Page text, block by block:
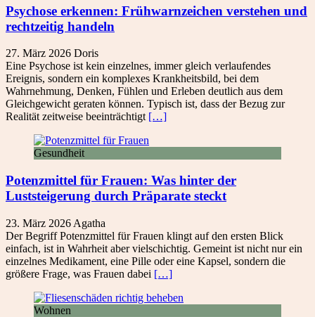
Psychose erkennen: Frühwarnzeichen verstehen und
rechtzeitig handeln
27. März 2026 Doris
Eine Psychose ist kein einzelnes, immer gleich verlaufendes
Ereignis, sondern ein komplexes Krankheitsbild, bei dem
Wahrnehmung, Denken, Fühlen und Erleben deutlich aus dem
Gleichgewicht geraten können. Typisch ist, dass der Bezug zur
Realität zeitweise beeinträchtigt […]
Gesundheit
Potenzmittel für Frauen: Was hinter der
Luststeigerung durch Präparate steckt
23. März 2026 Agatha
Der Begriff Potenzmittel für Frauen klingt auf den ersten Blick
einfach, ist in Wahrheit aber vielschichtig. Gemeint ist nicht nur ein
einzelnes Medikament, eine Pille oder eine Kapsel, sondern die
größere Frage, was Frauen dabei […]
Wohnen